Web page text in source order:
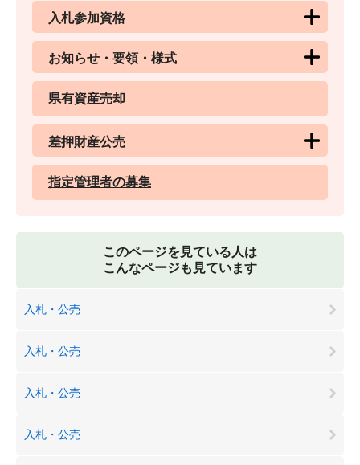
入札参加資格
お知らせ・要領・様式
県有資産売却
差押財産公売
指定管理者の募集
このページを見ている人は
こんなページも見ています
入札・公売
入札・公売
入札・公売
入札・公売